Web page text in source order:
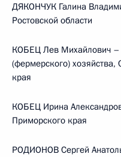
ДЯКОНЧУК Галина
Ростовской области
КОБЕЦ Лев Михайлович –
(фермерского)
края
КОБЕЦ Ирина
Приморского края
РОДИОНОВ Сергей